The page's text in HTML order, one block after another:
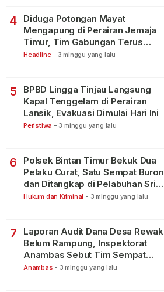
4
Diduga Potongan Mayat
Mengapung di Perairan Jemaja
Timur, Tim Gabungan Terus
Lakukan Pencarian
Headline - 3 minggu yang lalu
5
BPBD Lingga Tinjau Langsung
Kapal Tenggelam di Perairan
Lansik, Evakuasi Dimulai Hari Ini
Peristiwa - 3 minggu yang lalu
6
Polsek Bintan Timur Bekuk Dua
Pelaku Curat, Satu Sempat Buron
dan Ditangkap di Pelabuhan Sri
Bintan Pura
Hukum dan Kriminal - 3 minggu yang lalu
7
Laporan Audit Dana Desa Rewak
Belum Rampung, Inspektorat
Anambas Sebut Tim Sempat
Terbagi Tangani Kasus Lain
Anambas - 3 minggu yang lalu